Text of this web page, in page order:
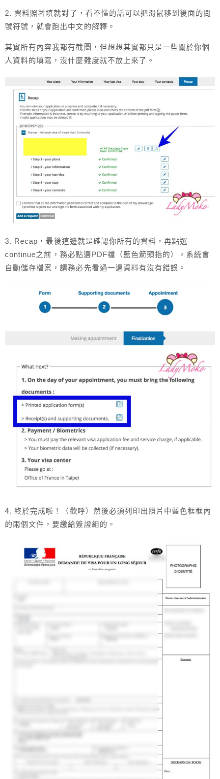
2. 資料照著填就對了，看不懂的話可以把滑鼠移到後面的問
號符號，就會跑出中文的解釋。
其實所有內容我都有截圖，但想想其實都只是一些關於你個
人資料的填寫，沒什麼難度就不放上來了。
3. Recap，最後這邊就是確認你所有的資料，再點選
continue之前，務必點選PDF檔（藍色箭頭指的），系統會
自動儲存檔案，請務必先看過一遍資料有沒有錯誤。
4. 終於完成啦！（歡呼）然後必須列印出照片中藍色框框內
的兩個文件，要繳給簽證組的。